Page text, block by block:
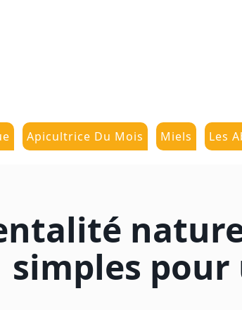
Apicultrice Du Mois Miels Les
simples